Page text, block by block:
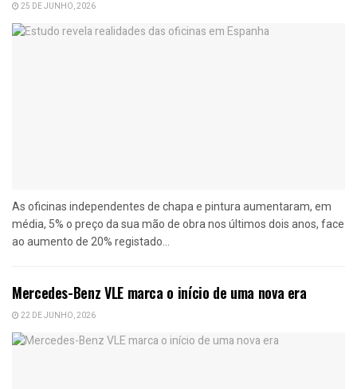
25 DE JUNHO, 2026
As oficinas independentes de chapa e pintura aumentaram, em
média, 5% o preço da sua mão de obra nos últimos dois anos, face
ao aumento de 20% registado...
Mercedes-Benz VLE marca o início de uma nova era
22 DE JUNHO, 2026